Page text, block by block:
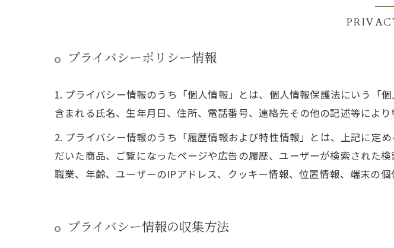
プライバシーポリシー情報
1. プライバシー情報のうち「個人情報」とは、個人情報保護法にいう「
含まれる氏名、生年月日、住所、電話番号、連絡先その他の記述等により
2. プライバシー情報のうち「履歴情報および特性情報」とは、上記に定
だいた商品、ご覧になったページや広告の履歴、ユーザーが検索された
職業、年齢、ユーザーのIPアドレス、クッキー情報、位置情報、端末の個
プライバシー情報の収集方法